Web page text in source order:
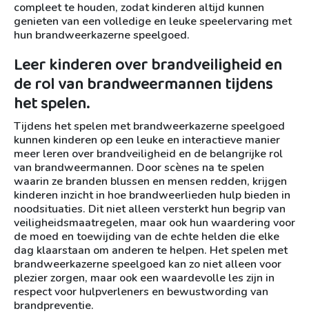
compleet te houden, zodat kinderen altijd kunnen
genieten van een volledige en leuke speelervaring met
hun brandweerkazerne speelgoed.
Leer kinderen over brandveiligheid en
de rol van brandweermannen tijdens
het spelen.
Tijdens het spelen met brandweerkazerne speelgoed
kunnen kinderen op een leuke en interactieve manier
meer leren over brandveiligheid en de belangrijke rol
van brandweermannen. Door scènes na te spelen
waarin ze branden blussen en mensen redden, krijgen
kinderen inzicht in hoe brandweerlieden hulp bieden in
noodsituaties. Dit niet alleen versterkt hun begrip van
veiligheidsmaatregelen, maar ook hun waardering voor
de moed en toewijding van de echte helden die elke
dag klaarstaan om anderen te helpen. Het spelen met
brandweerkazerne speelgoed kan zo niet alleen voor
plezier zorgen, maar ook een waardevolle les zijn in
respect voor hulpverleners en bewustwording van
brandpreventie.